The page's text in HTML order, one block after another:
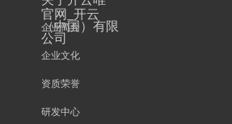
官网_开云
（中国）有限
公司
企业简介
企业文化
资质荣誉
研发中心